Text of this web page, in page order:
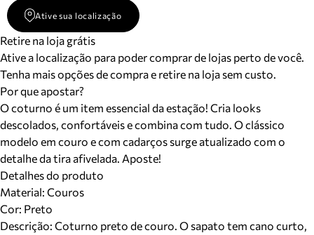
Ative sua localização
Retire na loja grátis
Ative a localização para poder comprar de lojas perto de você.
Tenha mais opções de compra e retire na loja sem custo.
Por que apostar?
O coturno é um item essencial da estação! Cria looks
descolados, confortáveis e combina com tudo. O clássico
modelo em couro e com cadarços surge atualizado com o
detalhe da tira afivelada. Aposte!
Detalhes do produto
Material: Couros
Cor: Preto
Descrição: Coturno preto de couro. O sapato tem cano curto,